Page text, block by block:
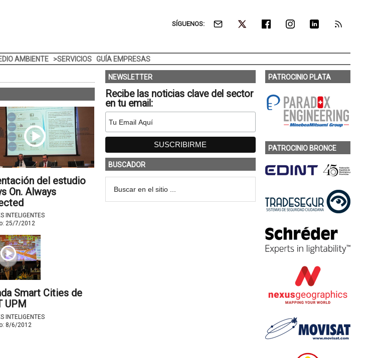
SÍGUENOS:
AMBIENTE >SERVICIOS GUÍA EMPRESAS
del estudio
On. Always
INTELIGENTES
25/7/2012
Smart Cities de
UPM
INTELIGENTES
8/6/2012
NEWSLETTER
Recibe las noticias clave del sector
en tu email:
BUSCADOR
PATROCINIO PLATA
PATROCINIO BRONCE